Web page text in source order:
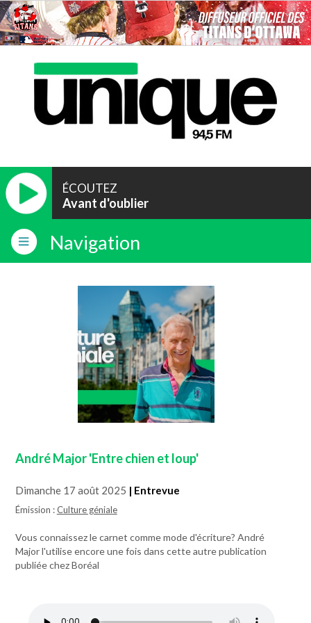
ÉCOUTEZ
Avant d'oublier
Navigation
André Major 'Entre chien et loup'
Dimanche 17 août 2025 | Entrevue
Émission :Culture géniale
Vous connaissez le carnet comme mode d'écriture? André
Major l'utilise encore une fois dans cette autre publication
publiée chez Boréal